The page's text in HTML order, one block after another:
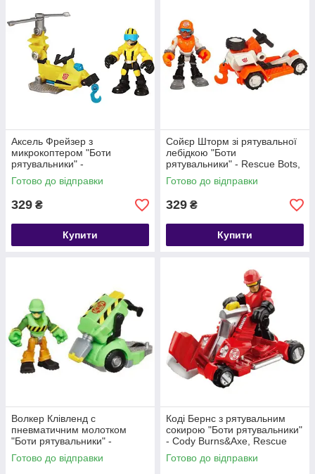
Аксель Фрейзер з
микрокоптером "Боти
рятувальники" -
Axel&Microcopter, Rescue
Bots, Hasbro
Готово до відправки
329 ₴
Купити
Сойєр Шторм зі рятувальної
лебідкою "Боти
рятувальники" - Rescue Bots,
Playskool, Hasbro
Готово до відправки
329 ₴
Купити
Волкер Клівленд c
пневматичним молотком
"Боти рятувальники" -
Walker&відбійний молоток,
Rescue Bots, Hasbro
Готово до відправки
Коді Бернс з рятувальним
сокирою "Боти рятувальники"
- Cody Burns&Axe, Rescue
Bots, Hasbro
Готово до відправки